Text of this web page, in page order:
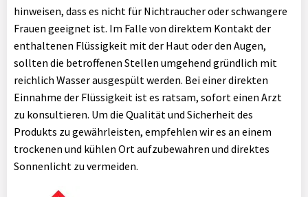
hinweisen, dass es nicht für Nichtraucher oder schwangere
Frauen geeignet ist. Im Falle von direktem Kontakt der
enthaltenen Flüssigkeit mit der Haut oder den Augen,
sollten die betroffenen Stellen umgehend gründlich mit
reichlich Wasser ausgespült werden. Bei einer direkten
Einnahme der Flüssigkeit ist es ratsam, sofort einen Arzt
zu konsultieren. Um die Qualität und Sicherheit des
Produkts zu gewährleisten, empfehlen wir es an einem
trockenen und kühlen Ort aufzubewahren und direktes
Sonnenlicht zu vermeiden.